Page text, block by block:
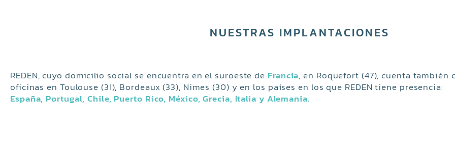
NUESTRAS IMPLANTACIONES
REDEN, cuyo domicilio social se encuentra en el suroeste de Francia, en Roquefort (47), cuenta también
oficinas en Toulouse (31), Bordeaux (33), Nimes (30) y en los países en los que REDEN tiene presencia:
España, Portugal, Chile, Puerto Rico, México, Grecia, Italia y Alemania.